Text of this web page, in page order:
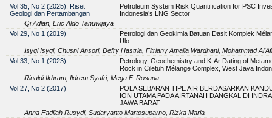
Vol 35, No 2 (2025): Riset
Geologi dan Pertambangan
Petroleum System Risk Quantification for PSC
Indonesia’s LNG Sector
Qi Adlan, Eric Aldo Tanuwijaya
Vol 29, No 1 (2019)
Petrologi dan Geokimia Batuan Dasit Komplek
Ulo
Isyqi Isyqi, Chusni Ansori, Defry Hastria, Fitriany Amalia Wardhani, Mohammad
Vol 33, No 1 (2023)
Petrology, Geochemistry and K-Ar Dating of
Rock in Ciletuh Mélange Complex, West Java
Rinaldi Ikhram, Ildrem Syafri, Mega F. Rosana
Vol 27, No 2 (2017)
POLA SEBARAN TIPE AIR BERDASARKAN
ION UTAMA PADA AIRTANAH DANGKAL DI
JAWA BARAT
Anna Fadliah Rusydi, Sudaryanto Martosuparno, Rizka Maria